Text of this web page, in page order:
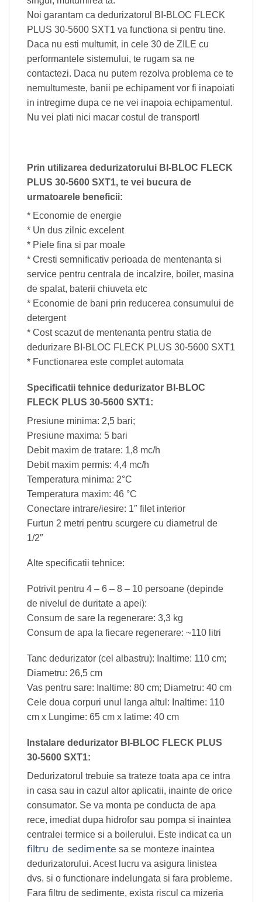
Noi garantam ca dedurizatorul BI-BLOC FLECK
PLUS 30-5600 SXT1 va functiona si pentru tine.
Daca nu esti multumit, in cele 30 de ZILE cu
performantele sistemului, te rugam sa ne
contactezi. Daca nu putem rezolva problema ce te
nemultumeste, banii pe echipament vor fi inapoiati
in intregime dupa ce ne vei inapoia echipamentul.
Nu vei plati nici macar costul de transport!
Prin utilizarea dedurizatorului BI-BLOC FLECK
PLUS 30-5600 SXT1, te vei bucura de
urmatoarele beneficii:
* Economie de energie
* Un dus zilnic excelent
* Piele fina si par moale
* Cresti semnificativ perioada de mentenanta si
service pentru centrala de incalzire, boiler, masina
de spalat, baterii chiuveta etc
* Economie de bani prin reducerea consumului de
detergent
* Cost scazut de mentenanta pentru statia de
dedurizare BI-BLOC FLECK PLUS 30-5600 SXT1
* Functionarea este complet automata
Specificatii tehnice dedurizator BI-BLOC
FLECK PLUS 30-5600 SXT1:
Presiune minima: 2,5 bari;
Presiune maxima: 5 bari
Debit maxim de tratare: 1,8 mc/h
Debit maxim permis: 4,4 mc/h
Temperatura minima: 2°C
Temperatura maxim: 46 °C
Conectare intrare/iesire: 1″ filet interior
Furtun 2 metri pentru scurgere cu diametrul de
1/2″
Alte specificatii tehnice:
Potrivit pentru 4 – 6 – 8 – 10 persoane (depinde
de nivelul de duritate a apei):
Consum de sare la regenerare: 3,3 kg
Consum de apa la fiecare regenerare: ~110 litri
Tanc dedurizator (cel albastru): Inaltime: 110 cm;
Diametru: 26,5 cm
Vas pentru sare: Inaltime: 80 cm; Diametru: 40 cm
Cele doua corpuri unul langa altul: Inaltime: 110
cm x Lungime: 65 cm x latime: 40 cm
Instalare dedurizator BI-BLOC FLECK PLUS
30-5600 SXT1:
Dedurizatorul trebuie sa trateze toata apa ce intra
in casa sau in cazul altor aplicatii, inainte de orice
consumator. Se va monta pe conducta de apa
rece, imediat dupa hidrofor sau pompa si inaintea
centralei termice si a boilerului. Este indicat ca un
filtru de sedimente sa se monteze inaintea
dedurizatorului. Acest lucru va asigura linistea
dvs. si o functionare indelungata si fara probleme.
Fara filtru de sedimente, exista riscul ca mizeria